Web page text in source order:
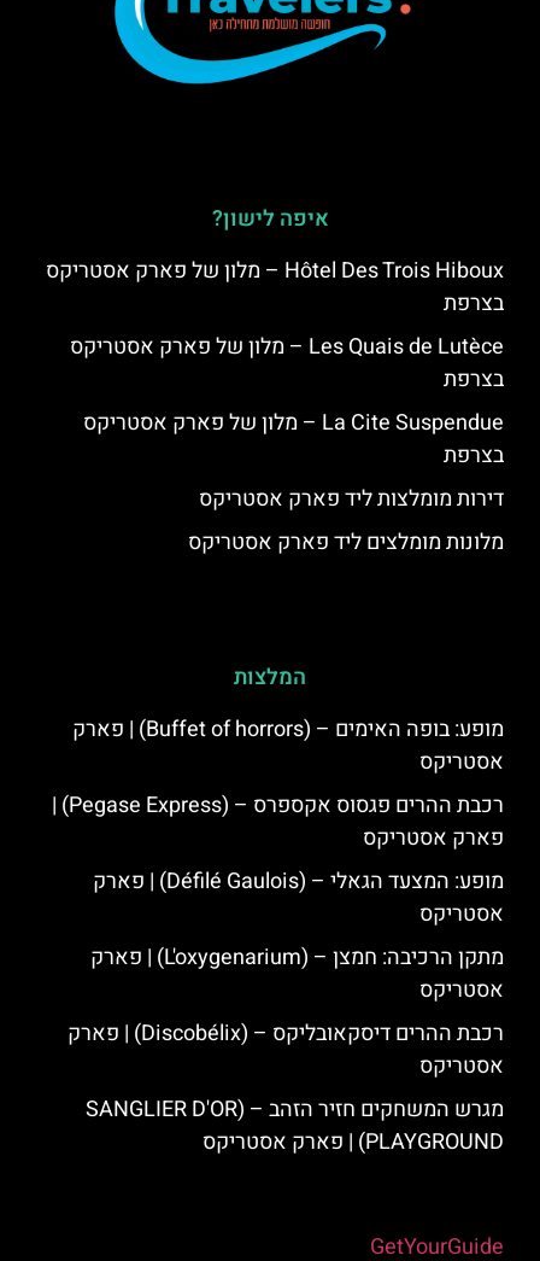
איפה לישון?
Hôtel Des Trois Hiboux – מלון של פארק אסטריקס
בצרפת
Les Quais de Lutèce – מלון של פארק אסטריקס
בצרפת
La Cite Suspendue – מלון של פארק אסטריקס
בצרפת
דירות מומלצות ליד פארק אסטריקס
מלונות מומלצים ליד פארק אסטריקס
המלצות
מופע: בופה האימים – (Buffet of horrors) | פארק
אסטריקס
רכבת ההרים פגסוס אקספרס – (Pegase Express) |
פארק אסטריקס
מופע: המצעד הגאלי – (Défilé Gaulois) | פארק
אסטריקס
מתקן הרכיבה: חמצן – (L'oxygenarium) | פארק
אסטריקס
רכבת ההרים דיסקאובליקס – (Discobélix) | פארק
אסטריקס
מגרש המשחקים חזיר הזהב – (SANGLIER D'OR
PLAYGROUND) | פארק אסטריקס
GetYourGuide